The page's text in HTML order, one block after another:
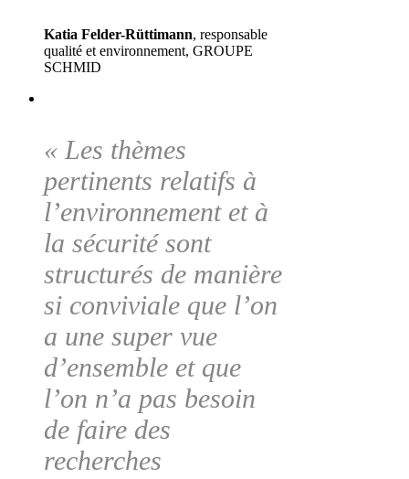
Katia Felder-Rüttimann, responsable
qualité et environnement, GROUPE
SCHMID
« Les thèmes
pertinents relatifs à
l’environnement et à
la sécurité sont
structurés de manière
si conviviale que l’on
a une super vue
d’ensemble et que
l’on n’a pas besoin
de faire des
recherches